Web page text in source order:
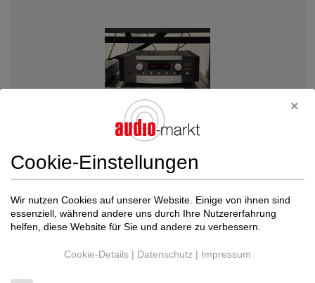
Mark LevinsonNo 383 Vollverstärker Erst...
Transistor-Vollverstärker
Cookie-Einstellungen
Wir nutzen Cookies auf unserer Website. Einige von ihnen sind
essenziell, während andere uns durch Ihre Nutzererfahrung
helfen, diese Website für Sie und andere zu verbessern.
Cookie-Details | Datenschutz | Impressum